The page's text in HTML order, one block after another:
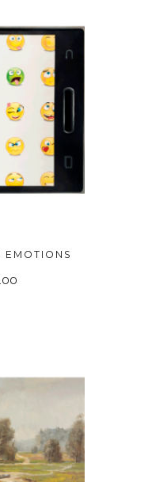
EMOTIONS